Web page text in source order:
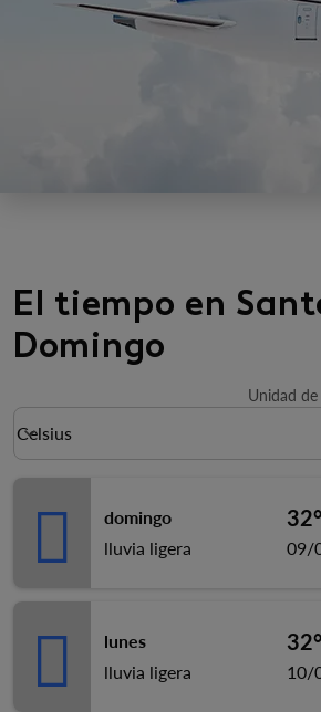
El tiempo en
Domingo
Unidad
Weather unit option Celsius Selected
Celsius
keyboard_arrow_down
domingo
lluvia ligera
09/
lunes
lluvia ligera
10/